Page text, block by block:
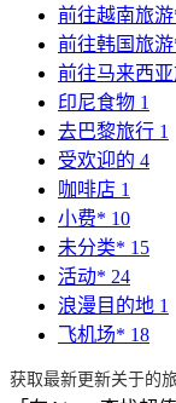
前往越南旅
前往韩国旅
前往马来西
印尼食物 1
去巴黎旅行 1
受欢迎的 4
咖啡店 1
小费* 10
未分类* 15
活动* 24
浪漫目的地 1
飞机场* 18
获取最新更新关于的